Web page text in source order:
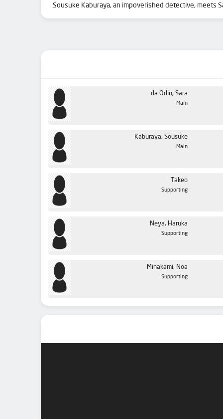
Sousuke Kaburaya, an impoverished detective, meets
da Odin, Sara
Main
Kaburaya, Sousuke
Main
Takeo
Supporting
Neya, Haruka
Supporting
Minakami, Noa
Supporting